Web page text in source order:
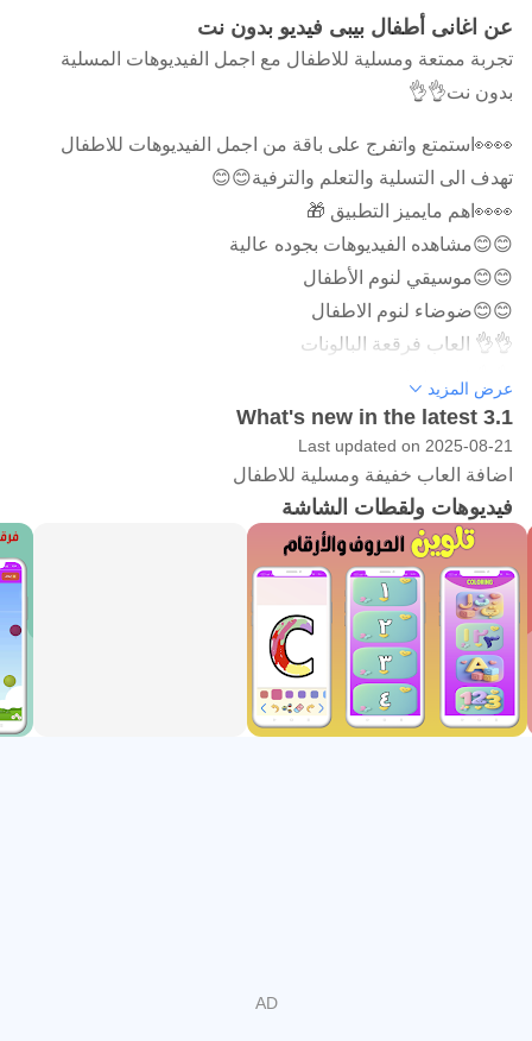
عن اغانى أطفال بيبى فيديو بدون نت
تجربة ممتعة ومسلية للاطفال مع اجمل الفيديوهات المسلية
بدون نت👌👌
👀👀استمتع واتفرج على باقة من اجمل الفيديوهات للاطفال
تهدف الى التسلية والتعلم والترفية😊😊
👀👀اهم مايميز التطبيق 🎁
😊😊مشاهده الفيديوهات بجوده عالية
😊😊موسيقي لنوم الأطفال
😊😊ضوضاء لنوم الاطفال
👌👌 العاب فرقعة البالونات
👌👌 لعبة البيانو
👌👌 التلوين للحروف والارقام
👌👌 الغاز بسيطة
😊😊مجانى 100%
😊😊التشغيل التلقائى للفيديوهات
😊😊مشاهدة الفيديوهات بدون نت
😊😊مشاركة التطبيق بضغطة واحده مع الكل
😊😊اذا اعجبكم التطبيق لا تنسوا مشاركته مع اصدقائك😍
😊😊ولا تنسوا تقييم التطبيق😘😍😍
عرض المزيد
What's new in the latest 3.1
Last updated on 2025-08-21
اضافة العاب خفيفة ومسلية للاطفال
فيديوهات ولقطات الشاشة